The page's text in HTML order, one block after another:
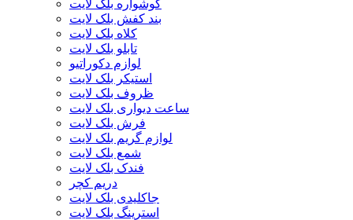
گوشواره بلک لایت
بند کفش بلک لایت
کلاه بلک لایت
تابلو بلک لایت
لوازم دکوراتیو
استیکر بلک لایت
ظروف بلک لایت
ساعت دیواری بلک لایت
فرش بلک لایت
لوازم گریم بلک لایت
شمع بلک لایت
فندک بلک لایت
دریم کچر
جاکلیدی بلک لایت
استرینگ بلک لایت